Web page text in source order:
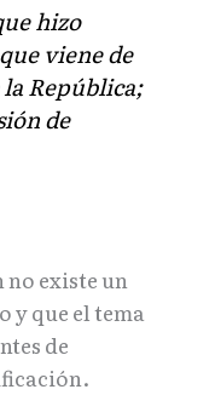
hizo
viene de
República;
de
no existe un
que el tema
de